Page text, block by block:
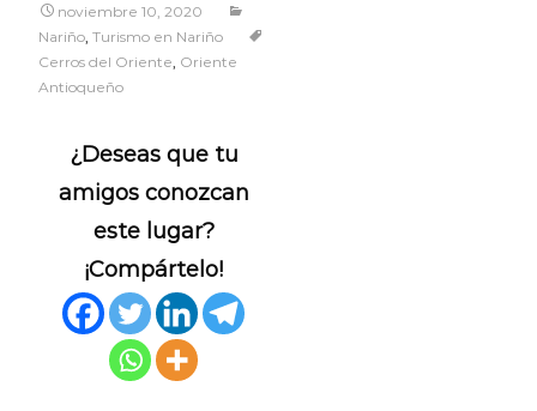
noviembre 10, 2020
Nariño, Turismo en Nariño
Cerros del Oriente, Oriente
Antioqueño
¿Deseas que tu
amigos conozcan
este lugar?
¡Compártelo!